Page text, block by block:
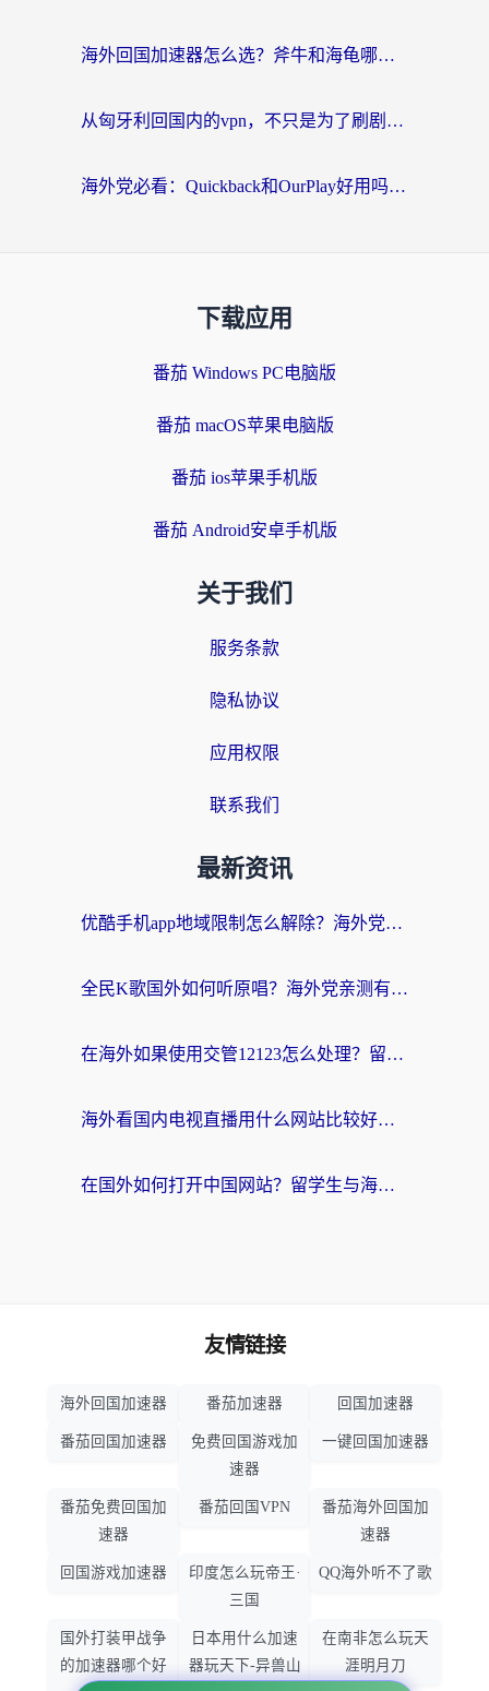
海外回国加速器怎么选？斧牛和海龟哪个好？一篇帮你避开坑的实用指南
从匈牙利回国内的vpn，不只是为了刷剧那么简单
海外党必看：Quickback和OurPlay好用吗？3分钟选对回国加速器，无缝刷剧玩游戏
下载应用
番茄 Windows PC电脑版
番茄 macOS苹果电脑版
番茄 ios苹果手机版
番茄 Android安卓手机版
关于我们
服务条款
隐私协议
应用权限
联系我们
最新资讯
优酷手机app地域限制怎么解除？海外党亲测有效的追剧方案
全民K歌国外如何听原唱？海外党亲测有效的回国加速器选择指南
在海外如果使用交管12123怎么处理？留学生亲测有效的回国加速方案
海外看国内电视直播用什么网站比较好？一篇解决你所有追剧难题的实用指南
在国外如何打开中国网站？留学生与海外华人的无缝访问指南
友情链接
海外回国加速器 番茄加速器 回国加速器
番茄回国加速器
免费回国游戏加
速器
一键回国加速器
番茄免费回国加
速器
番茄回国VPN
番茄海外回国加
速器
回国游戏加速器
印度怎么玩帝王·
三国
QQ海外听不了歌
国外打装甲战争
的加速器哪个好
日本用什么加速
器玩天下-异兽山
在南非怎么玩天
涯明月刀